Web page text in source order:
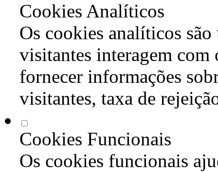
Cookies Analíticos
Os cookies analíticos são
visitantes interagem com
fornecer informações
visitantes, taxa de
Cookies Funcionais
Os cookies funcionais